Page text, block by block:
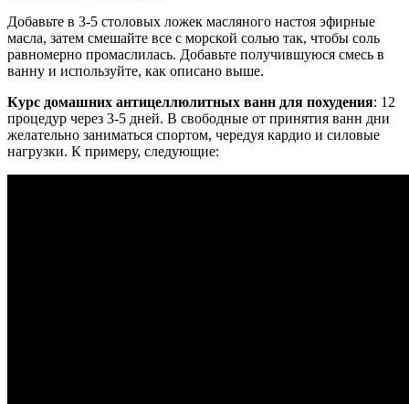
Добавьте в 3-5 столовых ложек масляного настоя эфирные
масла, затем смешайте все с морской солью так, чтобы соль
равномерно промаслилась. Добавьте получившуюся смесь в
ванну и используйте, как описано выше.
Курс домашних антицеллюлитных ванн для похудения: 12
процедур через 3-5 дней. В свободные от принятия ванн дни
желательно заниматься спортом, чередуя кардио и силовые
нагрузки. К примеру, следующие: